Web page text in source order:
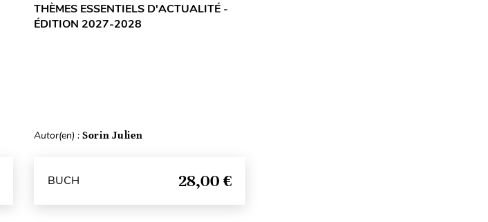
THÈMES ESSENTIELS D'ACTUALITÉ -
ÉDITION 2027-2028
Autor(en) : Sorin Julien
BUCH 28,00 €